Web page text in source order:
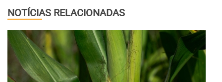
NOTÍCIAS RELACIONADAS